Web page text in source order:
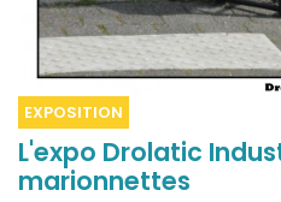
EXPOSITION
L'expo Drolatic
marionnettes